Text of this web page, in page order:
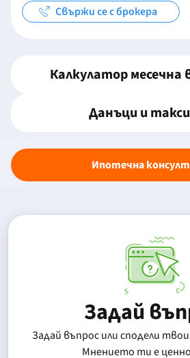
Свържи се с брокера
Калкулатор месечна
Данъци и такси
Ипотечна
Задай
Задай въпрос или сподели
Mнението ти е ценно